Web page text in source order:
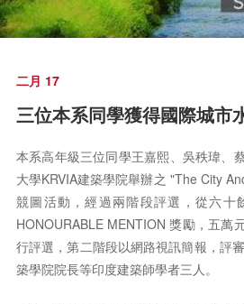
二月 17
三位本系同學獲得國際城市
本系高年級三位同學王嘉熙、吳秩瑋、
大學KRVIA建築學院舉辦之 "The City
競圖活動，經過兩階段評選，從六十
HONOURABLE MENTION 獎勵，五萬
行評選，第二階段以網路視訊簡報，評
築學院院長等印度建築師學者三人。